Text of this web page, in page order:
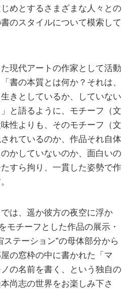
めとするさまざまな人々との
のスタイルについて模索して
現代アートの作家として活動
書の本質とは何か？それは、
きとしているか、していない
と語るように、モチーフ（文
性よりも、そのモチーフ（文
れているのか、作品それ自体
かしていないのか、面白いの
すら拘り、一貫した姿勢で作
は、遥か彼方の夜空に浮か
モチーフとした作品の展示・
ステーション”の母体部分から
の窓枠の中に書かれた「マ
の名前を書く、という独自の
尚志の世界をお楽しみ下さ